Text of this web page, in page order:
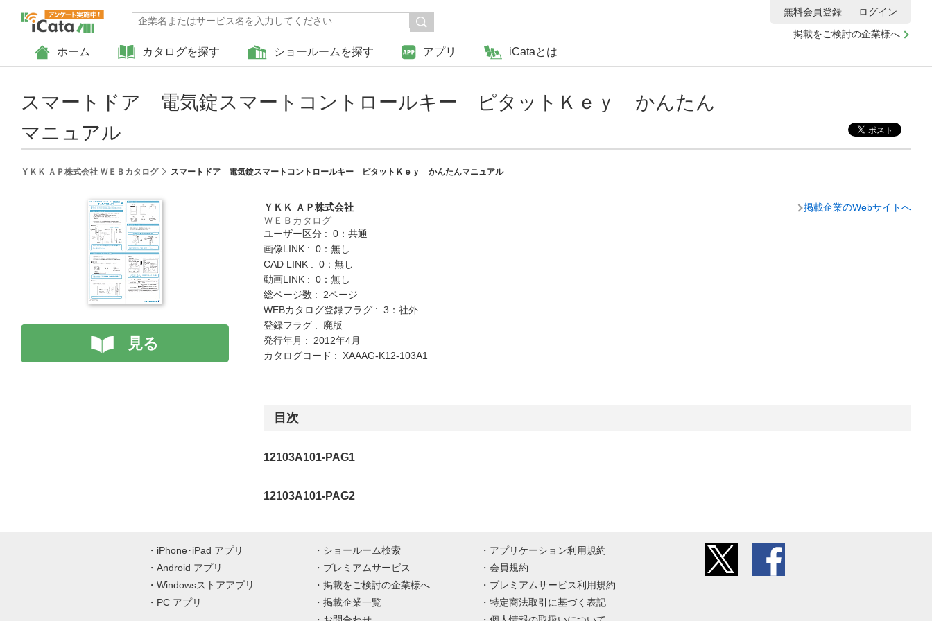
ホーム カタログを探す ショールームを探す アプリ iCataとは
掲載をご検討の企業様へ
無料会員登録 ログイン
スマートドア 電気錠スマートコントロールキー ピタットＫｅｙ かんたん
マニュアル
ＹＫＫ ＡＰ株式会社 ＷＥＢカタログ スマートドア 電気錠スマートコントロールキー ピタットＫｅｙ かんたんマニュアル
見る
ＹＫＫ ＡＰ株式会社
ＷＥＢカタログ
ユーザー区分 : 0：共通
画像LINK : 0：無し
CAD LINK : 0：無し
動画LINK : 0：無し
総ページ数 : 2ページ
WEBカタログ登録フラグ : 3：社外
登録フラグ : 廃版
発行年月 : 2012年4月
カタログコード : XAAAG-K12-103A1
掲載企業のWebサイトへ
目次
12103A101-PAG1
12103A101-PAG2
iPhone･iPad アプリ
Android アプリ
Windowsストアアプリ
PC アプリ
ショールーム検索
プレミアムサービス
掲載をご検討の企業様へ
掲載企業一覧
アプリケーション利用規約
会員規約
プレミアムサービス利用規約
特定商法取引に基づく表記